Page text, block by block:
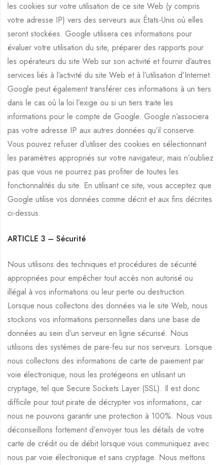
les cookies sur votre utilisation de ce site Web (y compris
votre adresse IP) vers des serveurs aux États-Unis où elles
seront stockées. Google utilisera ces informations pour
évaluer votre utilisation du site, préparer des rapports pour
les opérateurs du site Web sur son activité et fournir d’autres
services liés à l’activité du site Web et à l’utilisation d’Internet.
Google peut également transférer ces informations à un tiers
dans le cas où la loi l’exige ou si un tiers traite les
informations pour le compte de Google. Google n’associera
pas votre adresse IP aux autres données qu’il conserve.
Vous pouvez refuser d’utiliser des cookies en sélectionnant
les paramètres appropriés sur votre navigateur, mais n’oubliez
pas que vous ne pourrez pas profiter de toutes les
fonctionnalités du site. En utilisant ce site, vous acceptez que
Google utilise vos données comme décrit et aux fins décrites
ci-dessus.
ARTICLE 3 – Sécurité
Nous utilisons des techniques et procédures de sécurité
appropriées pour empêcher tout accès non autorisé ou
illégal à vos informations ou leur perte ou destruction.
Lorsque nous collectons des données via le site Web, nous
stockons vos informations personnelles dans une base de
données au sein d’un serveur en ligne sécurisé. Nous
utilisons des systèmes de pare-feu sur nos serveurs. Lorsque
nous collectons des informations de carte de paiement par
voie électronique, nous les protégeons en utilisant un
cryptage, tel que Secure Sockets Layer (SSL). Il est donc
difficile pour tout pirate de décrypter vos informations, car
nous ne pouvons garantir une protection à 100%. Nous vous
déconseillons fortement d’envoyer tous les détails de votre
carte de crédit ou de débit lorsque vous communiquez avec
nous par voie électronique et sans cryptage. Nous mettons